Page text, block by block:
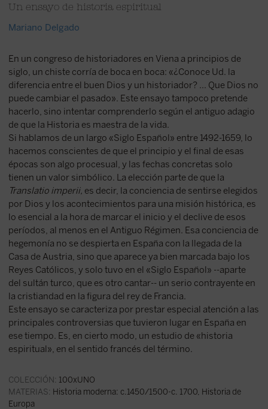
Un ensayo de historia espiritual
Mariano Delgado
En un congreso de historiadores en Viena a principios de
siglo, un chiste corría de boca en boca: «¿Conoce Ud. la
diferencia entre el buen Dios y un historiador? ... Que Dios no
puede cambiar el pasado». Este ensayo tampoco pretende
hacerlo, sino intentar comprenderlo según el antiguo adagio
de que la Historia es maestra de la vida.
Si hablamos de un largo «Siglo Español» entre 1492-1659, lo
hacemos conscientes de que el principio y el final de esas
épocas son algo procesual, y las fechas concretas solo
tienen un valor simbólico. La elección parte de que la
Translatio imperii, es decir, la conciencia de sentirse elegidos
por Dios y los acontecimientos para una misión histórica, es
lo esencial a la hora de marcar el inicio y el declive de esos
períodos, al menos en el Antiguo Régimen. Esa conciencia de
hegemonía no se despierta en España con la llegada de la
Casa de Austria, sino que aparece ya bien marcada bajo los
Reyes Católicos, y solo tuvo en el «Siglo Español» --aparte
del sultán turco, que es otro cantar-- un serio contrayente en
la cristiandad en la figura del rey de Francia.
Este ensayo se caracteriza por prestar especial atención a las
principales controversias que tuvieron lugar en España en
ese tiempo. Es, en cierto modo, un estudio de «historia
espiritual», en el sentido francés del término.
COLECCIÓN: 100xUNO
MATERIAS: Historia moderna: c.1450/1500-c. 1700, Historia de
Europa